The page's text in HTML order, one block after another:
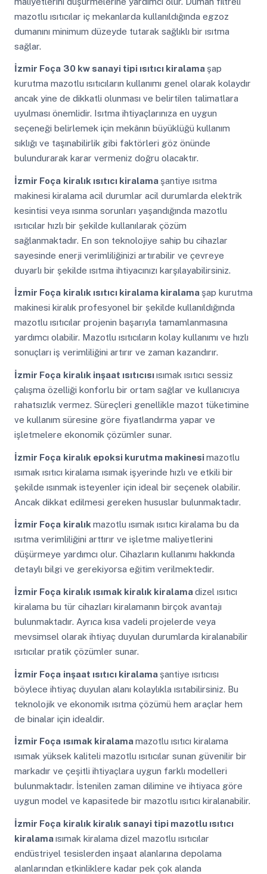
mazotlu ısıtıcılar iç mekanlarda kullanıldığında egzoz
dumanını minimum düzeyde tutarak sağlıklı bir ısıtma
sağlar.
İzmir Foça 30 kw sanayi tipi ısıtıcı kiralama şap
kurutma mazotlu ısıtıcıların kullanımı genel olarak kolaydır
ancak yine de dikkatli olunması ve belirtilen talimatlara
uyulması önemlidir. Isıtma ihtiyaçlarınıza en uygun
seçeneği belirlemek için mekânın büyüklüğü kullanım
sıklığı ve taşınabilirlik gibi faktörleri göz önünde
bulundurarak karar vermeniz doğru olacaktır.
İzmir Foça kiralık ısıtıcı kiralama şantiye ısıtma
makinesi kiralama acil durumlar acil durumlarda elektrik
kesintisi veya ısınma sorunları yaşandığında mazotlu
ısıtıcılar hızlı bir şekilde kullanılarak çözüm
sağlanmaktadır. En son teknolojiye sahip bu cihazlar
sayesinde enerji verimliliğinizi artırabilir ve çevreye
duyarlı bir şekilde ısıtma ihtiyacınızı karşılayabilirsiniz.
İzmir Foça kiralık ısıtıcı kiralama kiralama şap kurutma
makinesi kiralık profesyonel bir şekilde kullanıldığında
mazotlu ısıtıcılar projenin başarıyla tamamlanmasına
yardımcı olabilir. Mazotlu ısıtıcıların kolay kullanımı ve hızlı
sonuçları iş verimliliğini artırır ve zaman kazandırır.
İzmir Foça kiralık inşaat ısıtıcısıısımak ısıtıcı sessiz
çalışma özelliği konforlu bir ortam sağlar ve kullanıcıya
rahatsızlık vermez. Süreçleri genellikle mazot tüketimine
ve kullanım süresine göre fiyatlandırma yapar ve
işletmelere ekonomik çözümler sunar.
İzmir Foça kiralık epoksi kurutma makinesimazotlu
ısımak ısıtıcı kiralama ısımak işyerinde hızlı ve etkili bir
şekilde ısınmak isteyenler için ideal bir seçenek olabilir.
Ancak dikkat edilmesi gereken hususlar bulunmaktadır.
İzmir Foça kiralık mazotlu ısımak ısıtıcı kiralama bu da
ısıtma verimliliğini arttırır ve işletme maliyetlerini
düşürmeye yardımcı olur. Cihazların kullanımı hakkında
detaylı bilgi ve gerekiyorsa eğitim verilmektedir.
İzmir Foça kiralık ısımak kiralık kiralamadizel ısıtıcı
kiralama bu tür cihazları kiralamanın birçok avantajı
bulunmaktadır. Ayrıca kısa vadeli projelerde veya
mevsimsel olarak ihtiyaç duyulan durumlarda kiralanabilir
ısıtıcılar pratik çözümler sunar.
İzmir Foça inşaat ısıtıcı kiralama şantiye ısıtıcısı
böylece ihtiyaç duyulan alanı kolaylıkla ısıtabilirsiniz. Bu
teknolojik ve ekonomik ısıtma çözümü hem araçlar hem
de binalar için idealdir.
İzmir Foça ısımak kiralamamazotlu ısıtıcı kiralama
ısımak yüksek kaliteli mazotlu ısıtıcılar sunan güvenilir bir
markadır ve çeşitli ihtiyaçlara uygun farklı modelleri
bulunmaktadır. İstenilen zaman dilimine ve ihtiyaca göre
uygun model ve kapasitede bir mazotlu ısıtıcı kiralanabilir.
İzmir Foça kiralık kiralık sanayi tipi mazotlu ısıtıcı
kiralamaısımak kiralama dizel mazotlu ısıtıcılar
endüstriyel tesislerden inşaat alanlarına depolama
alanlarından etkinliklere kadar pek çok alanda